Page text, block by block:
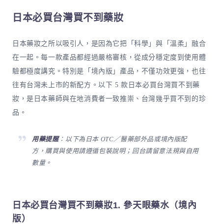
日本必買台灣買不到藥妝
日本藥妝之所以吸引人，是因為它把「科學」與「溫柔」融合
在一起。每一款產品都經過嚴格審核，從成分穩定度到使用體
驗都極度講究。特別是「境內版」產品，不僅功效更強，也往
往有台灣未上市的新配方。以下 5 款日本必買台灣買不到藥
妝，是日本藥師與在地消費者一致推崇、台灣幾乎買不到的珍
品。
用藥提醒：以下為日本 OTC／醫藥部外品或境內版配
方，購買與使用請遵循包裝說明；回台請留意法規與自用
數量。
日本必買台灣買不到藥妝1. 參天眼藥水（境內
版）